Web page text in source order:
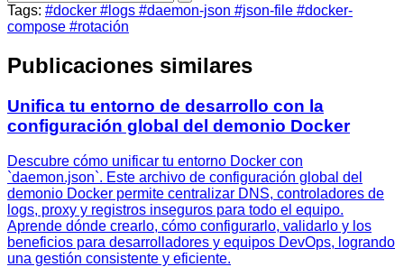
Tags: #docker #logs #daemon-json #json-file #docker-
compose #rotación
Publicaciones similares
Unifica tu entorno de desarrollo con la
configuración global del demonio Docker
Descubre cómo unificar tu entorno Docker con
`daemon.json`. Este archivo de configuración global del
demonio Docker permite centralizar DNS, controladores de
logs, proxy y registros inseguros para todo el equipo.
Aprende dónde crearlo, cómo configurarlo, validarlo y los
beneficios para desarrolladores y equipos DevOps, logrando
una gestión consistente y eficiente.